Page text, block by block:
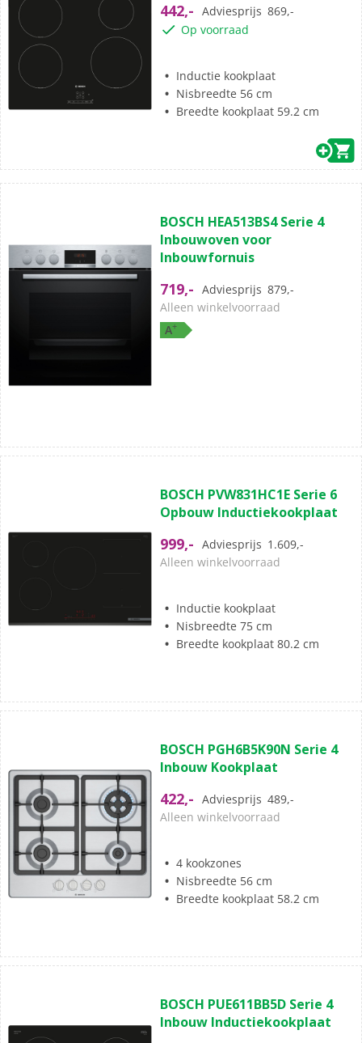
sterren.
7
442,- Adviesprijs 869,-
Op voorraad
Inductie kookplaat
Nisbreedte 56 cm
Breedte kookplaat 59.2 cm
van
de
5
BOSCH HEA513BS4 Serie 4
Inbouwoven voor
Inbouwfornuis
719,- Adviesprijs 879,-
Alleen winkelvoorraad
A+
van
de
sterren.
6
BOSCH PVW831HC1E Serie 6
Opbouw Inductiekookplaat
999,- Adviesprijs 1.609,-
Alleen winkelvoorraad
Inductie kookplaat
Nisbreedte 75 cm
Breedte kookplaat 80.2 cm
van
de
sterren.
BOSCH PGH6B5K90N Serie 4
Inbouw Kookplaat
422,- Adviesprijs 489,-
Alleen winkelvoorraad
4 kookzones
Nisbreedte 56 cm
Breedte kookplaat 58.2 cm
van
de
BOSCH PUE611BB5D Serie 4
Inbouw Inductiekookplaat